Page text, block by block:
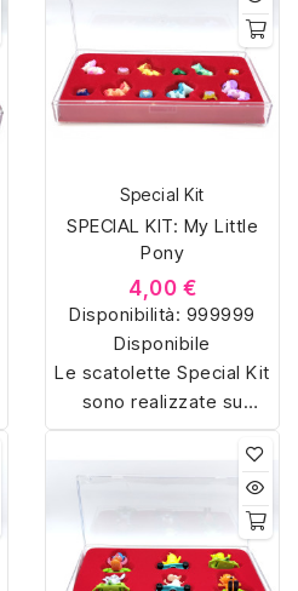
vellutino rosso e offrono
soluzioni eleganti e
pratiche per organizzare
e mostrare la tua
Special Kit
SPECIAL KIT: My Little
Pony
4,00 €
Disponibilità: 999999
Disponibile
Le scatolette Special Kit
sono realizzate su
misura con materiali di
alta qualità, hanno un
interno sagomato in
vellutino rosso e offrono
soluzioni eleganti e
pratiche per organizzare